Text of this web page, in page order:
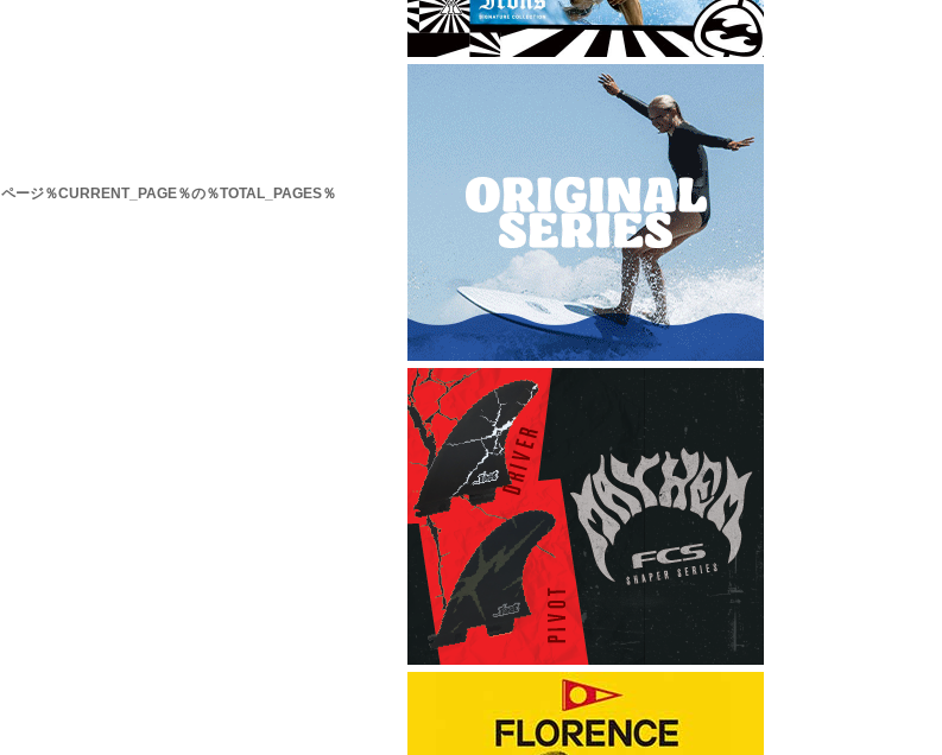
ページ％CURRENT_PAGE％の％TOTAL_PAGES％